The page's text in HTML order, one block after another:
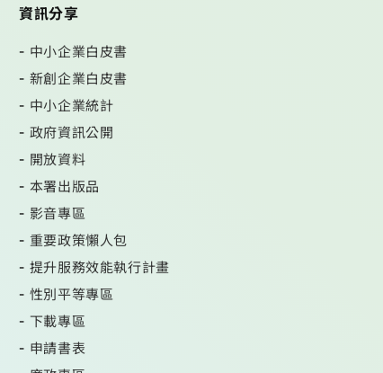
資訊分享
中小企業白皮書
新創企業白皮書
中小企業統計
政府資訊公開
開放資料
本署出版品
影音專區
重要政策懶人包
提升服務效能執行計畫
性別平等專區
下載專區
申請書表